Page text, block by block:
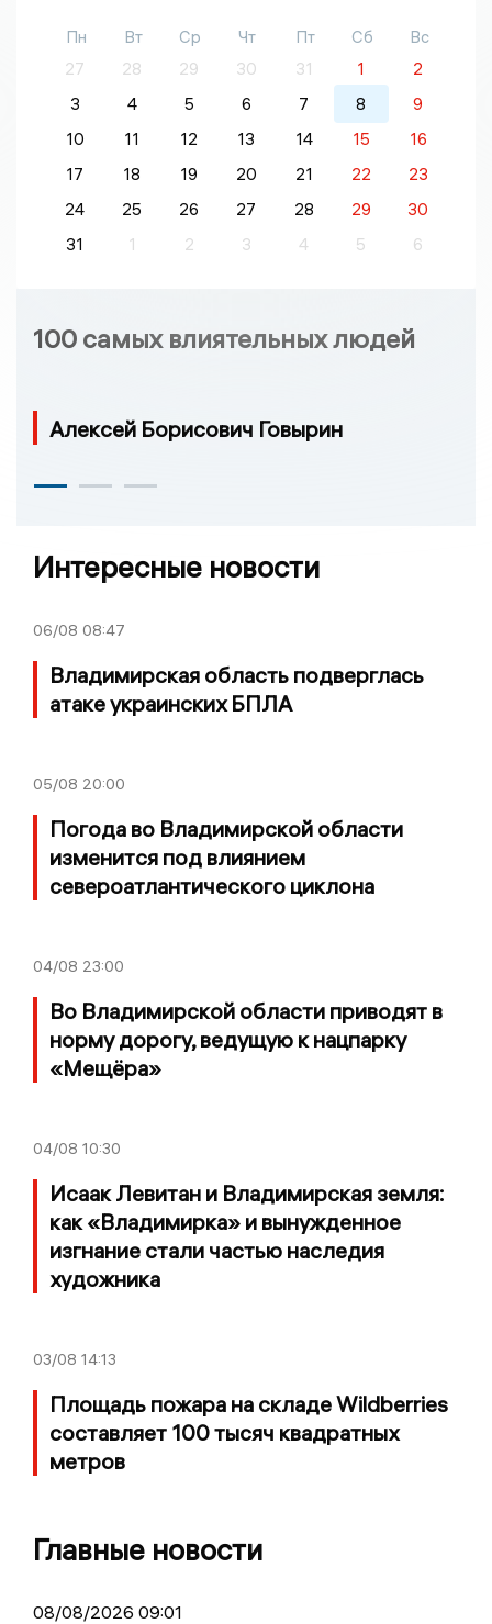
Пн Вт Ср Чт Пт Сб
Вс
27
28 29 30 31 1
2
3
4 5 6 7 8
9
10
11 12 13 14 15
16
17
18 19 20 21 22
23
24
25 26 27 28 29
30
31
1 2 3 4 5 6
100 самых влиятельных людей
Алексей Борисович Говырин
Интересные новости
06/08 08:47
Владимирская область подверглась
атаке украинских БПЛА
05/08 20:00
Погода во Владимирской области
изменится под влиянием
североатлантического циклона
04/08 23:00
Во Владимирской области приводят в
норму дорогу, ведущую к нацпарку
«Мещёра»
04/08 10:30
Исаак Левитан и Владимирская земля:
как «Владимирка» и вынужденное
изгнание стали частью наследия
художника
03/08 14:13
Площадь пожара на складе Wildberries
составляет 100 тысяч квадратных
метров
Главные новости
08/08/2026 09:01